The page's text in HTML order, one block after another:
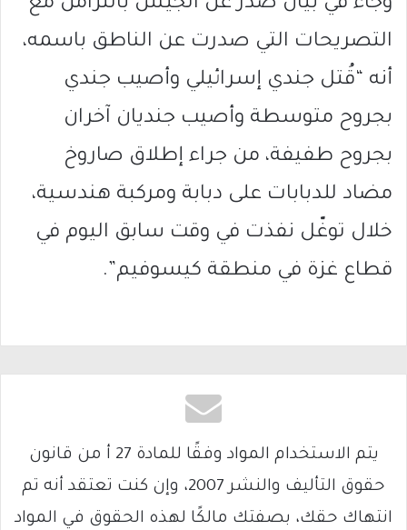
التصريحات التي صدرت عن الناطق باسمه،
أنه “قُتل جندي إسرائيلي وأصيب جندي
بجروح متوسطة وأصيب جنديان آخران
بجروح طفيفة، من جراء إطلاق صاروخ
مضاد للدبابات على دبابة ومركبة هندسية،
خلال توغّل نفذت في وقت سابق اليوم في
قطاع غزة في منطقة كيسوفيم”.
يتم الاستخدام المواد وفقًا للمادة 27 أ من قانون
حقوق التأليف والنشر 2007، وإن كنت تعتقد أنه تم
انتهاك حقك، بصفتك مالكًا لهذه الحقوق في المواد